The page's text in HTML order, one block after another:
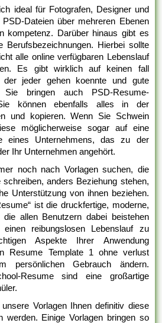
ideal für Fotografen, Designer und
Dateien über mehreren Ebenen
kompetenz. Darüber hinaus gibt es
Berufsbezeichnungen. Hierbei sollte
alle online verfügbaren Lebenslauf
Es gibt wirklich auf keinen fall
der jeder gehen koennte und gute
Sie bringen auch PSD-Resume-
können ebenfalls alles in der
und kopieren. Wenn Sie Schwein
möglicherweise sogar auf eine
eines Unternehmens, das zu der
Ihr Unternehmen angehört.
noch nach Vorlagen suchen, die
anders Beziehung stehen,
Unterstützung von ihnen beziehen.
ist die druckfertige, moderne,
die allen Benutzern dabei beistehen
reibungslosen Lebenslauf zu
Aspekte Ihrer Anwendung
Resume Template 1 ohne verlust
persönlichen Gebrauch ändern.
Resume sind eine großartige
Vorlagen Ihnen definitiv diese
werden. Einige Vorlagen bringen so